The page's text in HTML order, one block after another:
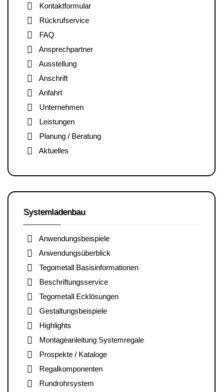
Kontaktformular
Rückrufservice
FAQ
Ansprechpartner
Ausstellung
Anschrift
Anfahrt
Unternehmen
Leistungen
Planung / Beratung
Aktuelles
Systemladenbau
Anwendungsbeispiele
Anwendungsüberblick
Tegometall Basisinformationen
Beschriftungsservice
Tegometall Ecklösungen
Gestaltungsbeispiele
Highlights
Montageanleitung Systemregale
Prospekte / Kataloge
Regalkomponenten
Rundrohrsystem